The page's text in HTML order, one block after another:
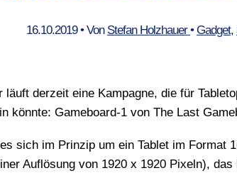
16.10.2019• Von Stefan Holzhauer•Gadget,
läuft der­zeit eine Kam­pa­gne, die für
könn­te: Gameboard‑1 von The Last
sich im Prin­zip um ein Tablet im For­mat
Auf­lö­sung von 1920 x 1920 Pixeln), das